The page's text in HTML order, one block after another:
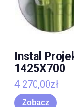
Instal
1425X700
4 270,00zł
Zobacz